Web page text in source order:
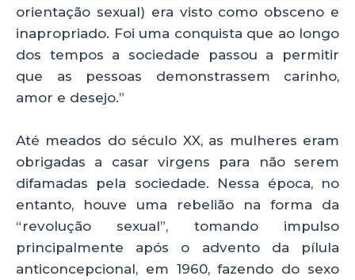
orientação sexual) era visto como obsceno e
inapropriado. Foi uma conquista que ao longo
dos tempos a sociedade passou a permitir
que as pessoas demonstrassem carinho,
amor e desejo.”
Até meados do século XX, as mulheres eram
obrigadas a casar virgens para não serem
difamadas pela sociedade. Nessa época, no
entanto, houve uma rebelião na forma da
“revolução sexual”, tomando impulso
principalmente após o advento da pílula
anticoncepcional, em 1960, fazendo do sexo